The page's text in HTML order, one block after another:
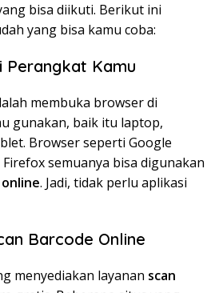
bisa diikuti. Berikut ini
yang bisa kamu coba:
Perangkat Kamu
membuka browser di
gunakan, baik itu laptop,
Browser seperti Google
semuanya bisa digunakan
. Jadi, tidak perlu aplikasi
Barcode Online
menyediakan layanan scan